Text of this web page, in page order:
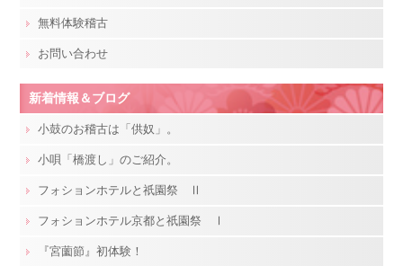
無料体験稽古
お問い合わせ
新着情報＆ブログ
小鼓のお稽古は「供奴」。
小唄「橋渡し」のご紹介。
フォションホテルと祇園祭 Ⅱ
フォションホテル京都と祇園祭 Ⅰ
『宮薗節』初体験！